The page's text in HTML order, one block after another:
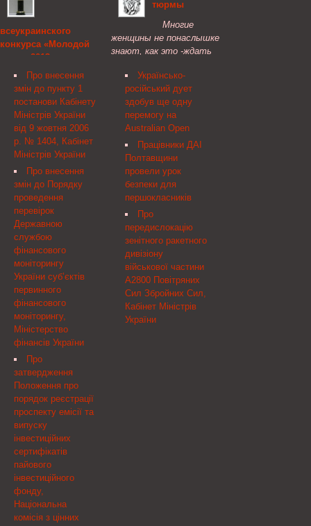
ринків фінансових
за порушення
законодавства про
визнання такими,
деяких розпоряджень
Державної комісії з
регулювання ринків
фінансових послуг
України, Національна
комісія, що здійснює
державне регулювання
у сфері ринків
фінансових послуг
Зареєстровано в
Міністерстві юстиції
України 18 грудня 2012 р.
за № 2112/22424 Про
затвердження Положення
про застосування
Національною комісією,
що здійснює державне
регулювання у сфері
ринків фінансових послуг,
заходів впливу за
порушення
законодавства про
фінансові послуги, та
визнання такими, що
втратили чинність,
деяких розпоряджень
Державної комісії з
регулювання ринків
фінансових послуг
України
всеукраинского
конкурса «Молодой
юрист 2013»
В Киеве 13 декабря с.
г. Координационный
совет молодых юристов
Украины при
Министерстве юстиции
Украины объявил
победителей
всеукраинского конкурса
«Молодой юрист 2013».
Торжественное
награждение ...
Про внесення
змін до пункту 1
постанови Кабінету
Міністрів України
від 9 жовтня 2006
р. № 1404, Кабінет
Міністрів України
Про внесення
змін до Порядку
проведення
перевірок
Державною
службою
фінансового
моніторингу
України суб’єктів
первинного
фінансового
моніторингу,
Міністерство
фінансів України
Про
затвердження
Положення про
порядок реєстрації
проспекту емісії та
випуску
інвестиційних
сертифікатів
пайового
інвестиційного
фонду,
Національна
комісія з цінних
регулювання у сфері
Про попередження
усунення порушення
Ліцензійних умов
провадження
господарської діяльності
з постачання природного
газу, газу (метану)
вугільних родовищ за
нерегульованим
тарифом ТОВ
«УКРАЇНСЬКА НАФТО-
ГАЗОВА КОМПАНІЯ»
тюрмы
Многие
женщины не понаслышке
знают, как это -ждать
человека из тюрьмы.
Українсько-
російський дует
здобув ще одну
перемогу на
Australian Open
Працівники ДАІ
Полтавщини
провели урок
безпеки для
першокласників
Про
передислокацію
зенітного ракетного
дивізіону
військової частини
А2800 Повітряних
Сил Збройних Сил,
Кабінет Міністрів
України